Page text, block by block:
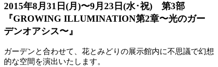
2015年8月31日(月)〜9月23日(水･祝) 第3部
『GROWING ILLUMINATION第2章〜光のガー
デンオアシス〜』
ガーデンと合わせて、花とみどりの展示館内に不思議で幻想
的な空間を演出いたします。